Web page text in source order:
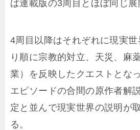
ば連載版の3周目とほぼ同じ展
4周目以降はそれぞれに現実世
り順に宗教的対立、天災、麻
業）を反映したクエストとな
エピソードの合間の原作者解
定と並んで現実世界の説明が
る。